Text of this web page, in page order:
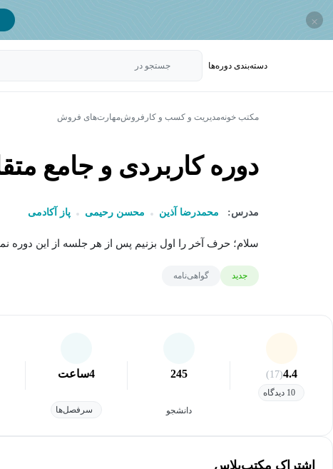
×
دسته‌بندی‌ دوره‌ها جستجو در
مکتب خونهمدیریت و کسب و کار فروشمهارت‌های فروش
دوره کاربردی و جامع
مدرس: محمدرضا آذین محسن رحیمی پاز آکادمی
سلام؛ حرف آخر را اول بزنیم پس از هر جلسه از این دوره
جدید گواهی‌نامه
4.4
(17)
10 دیدگاه
245
دانشجو
4ساعت
سرفصل‌ها
اشتراک مکتب‌پلاس